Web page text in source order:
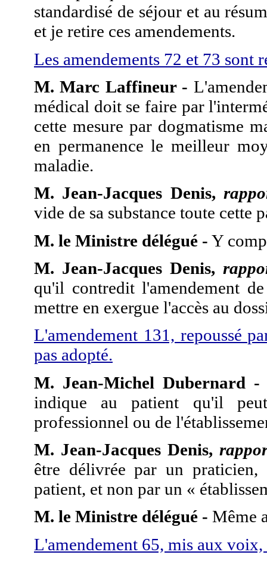
standardisé de séjour et au
et je retire ces amendements.
Les amendements 72 et 73 sont
M. Marc Laffineur -
médical doit se faire par
cette mesure par dogmatisme
en permanence le meilleur
maladie.
M. Jean-Jacques Denis,
vide de sa substance toute cette
M. le Ministre délégué - Y
M. Jean-Jacques Denis,
qu'il contredit l'amendement
mettre en exergue l'accès au
L'amendement 131, repoussé
pas adopté.
M. Jean-Michel Dubernard -
indique au patient qu'il
professionnel ou de
M. Jean-Jacques Denis,
être délivrée par un
patient, et non par un «
M. le Ministre délégué - Même
L'amendement 65, mis aux voix,